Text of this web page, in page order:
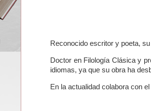
Reconocido escritor y poeta,
Doctor en Filología Clásica y
idiomas, ya que su obra ha
En la actualidad colabora con